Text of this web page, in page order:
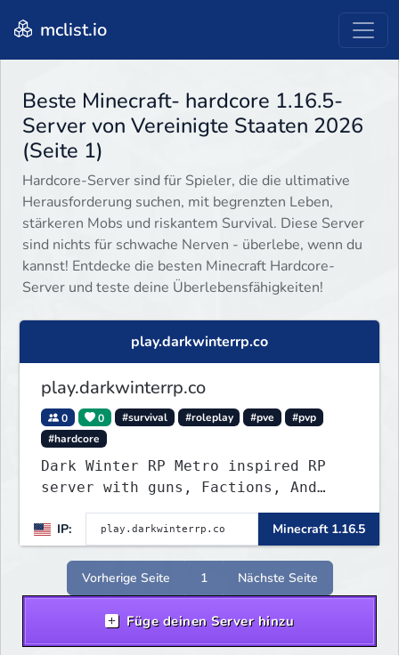
mclist.io
Beste Minecraft- hardcore 1.16.5-
Server von Vereinigte Staaten 2026
(Seite 1)
Hardcore-Server sind für Spieler, die die ultimative
Herausforderung suchen, mit begrenzten Leben,
stärkeren Mobs und riskantem Survival. Diese Server
sind nichts für schwache Nerven - überlebe, wenn du
kannst! Entdecke die besten Minecraft Hardcore-
Server und teste deine Überlebensfähigkeiten!
play.darkwinterrp.co
play.darkwinterrp.co
0 0 #survival #roleplay #pve
#pvp
#hardcore
Dark Winter RP Metro inspired RP
server with guns, Factions, And
many more features.
IP:
Minecraft 1.16.5
Vorherige Seite 1 Nächste Seite
Füge deinen Server hinzu